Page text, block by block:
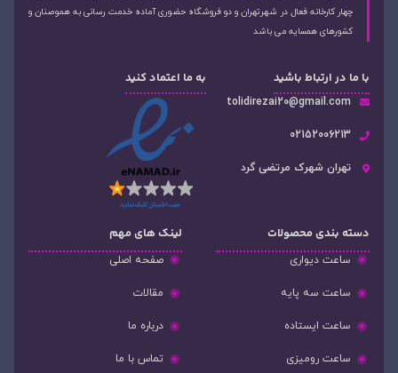
چهار کارخانه فعال در شهرتهران و دو فروشگاه حضوری آماده خدمت رسانی به هموصنان و
کشورهای همسایه می باشد
با ما در ارتباط باشید
tolidirezai20@gmail.com
02152006213
تهران شهرک مرتضی گرد
به ما اعتماد کنید
دسته‌ بندی محصولات
ساعت دیواری
ساعت سه پایه
ساعت ایستاده
ساعت رومیزی
لینک های مهم
صفحه اصلی
مقالات
درباره ما
تماس با ما